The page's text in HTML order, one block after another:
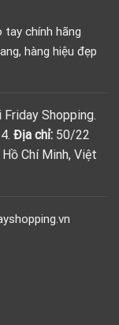
tay chính hãng
hàng hiệu đẹp
Shopping.
Địa chỉ: 50/22
Chí Minh, Việt